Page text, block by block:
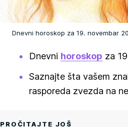
Dnevni horoskop za 19. novembar
Dnevni horoskop za
Saznajte šta vašem
rasporeda zvezda na
PROČITAJTE JOŠ